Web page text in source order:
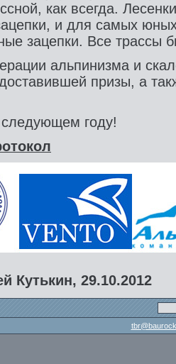
как всегда.
и для самых
зацепки. Все трассы
альпинизма и
призы, а
году!
Кутькин, 29.10.2012